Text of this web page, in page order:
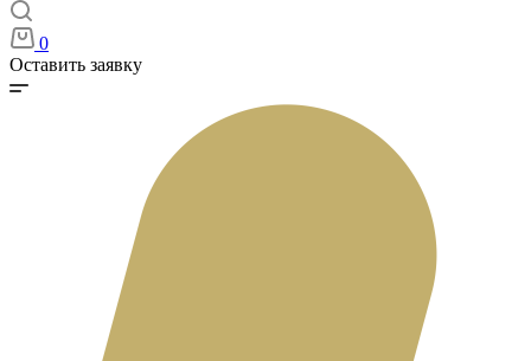
0
Оставить заявку